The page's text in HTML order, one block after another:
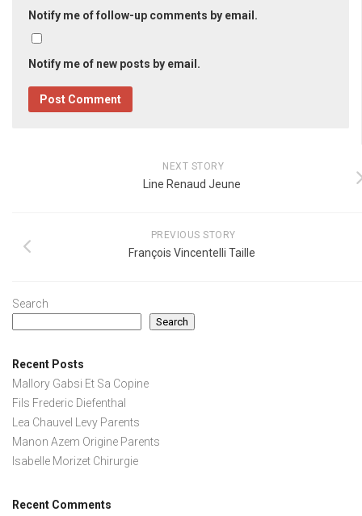
Notify me of follow-up comments by email.
Notify me of new posts by email.
NEXT STORY
Line Renaud Jeune
PREVIOUS STORY
François Vincentelli Taille
Search
Search
Recent Posts
Mallory Gabsi Et Sa Copine
Fils Frederic Diefenthal
Lea Chauvel Levy Parents
Manon Azem Origine Parents
Isabelle Morizet Chirurgie
Recent Comments